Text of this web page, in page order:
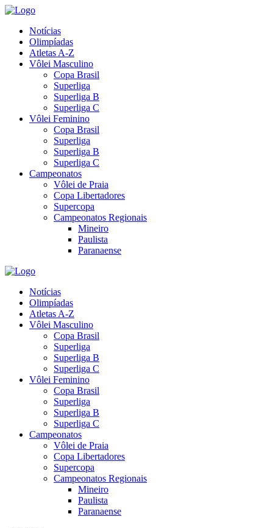
Notícias
Olimpíadas
Atletas A-Z
Vôlei Masculino
Copa Brasil
Superliga
Superliga B
Superliga C
Vôlei Feminino
Copa Brasil
Superliga
Superliga B
Superliga C
Campeonatos
Vôlei de Praia
Copa Libertadores
Supercopa
Campeonatos Regionais
Mineiro
Paulista
Paranaense
Notícias
Olimpíadas
Atletas A-Z
Vôlei Masculino
Copa Brasil
Superliga
Superliga B
Superliga C
Vôlei Feminino
Copa Brasil
Superliga
Superliga B
Superliga C
Campeonatos
Vôlei de Praia
Copa Libertadores
Supercopa
Campeonatos Regionais
Mineiro
Paulista
Paranaense